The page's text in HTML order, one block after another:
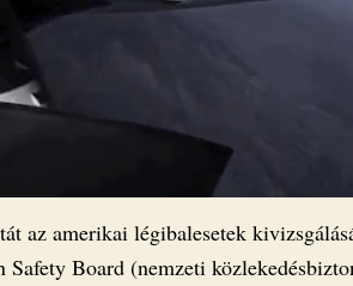
az amerikai légibalesetek
Board (nemzeti